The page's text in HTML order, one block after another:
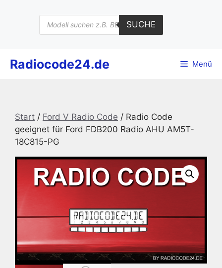
Products
search
SUCHE
Radiocode24.de Menü
Start / Ford V Radio Code / Radio Code
geeignet für Ford FDB200 Radio AHU AM5T-
18C815-PG